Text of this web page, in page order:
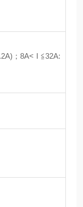
；8A< I ≦32A: